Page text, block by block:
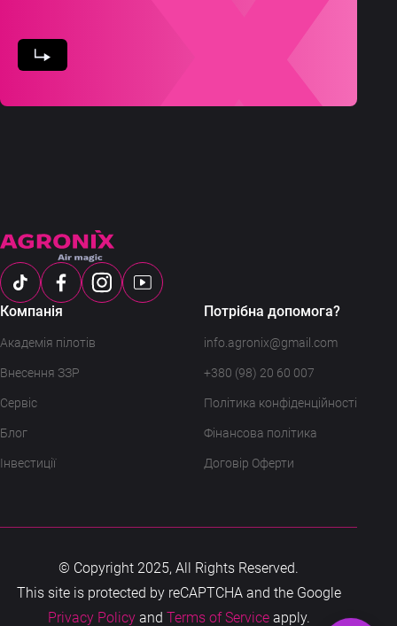
Компанія
Академія пілотів
Внесення ЗЗР
Сервіс
Блог
Інвестиції
Потрібна допомога?
info.agronix@gmail.com
+380 (98) 20 60 007
Політика конфіденційності
Фінансова політика
Договір Оферти
© Copyright 2025, All Rights Reserved.
This site is protected by reCAPTCHA and the Google
Privacy Policyand Terms of Serviceapply.